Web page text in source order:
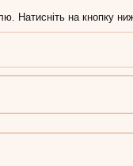
Натисніть на кнопку